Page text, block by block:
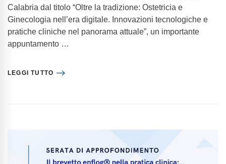
Calabria dal titolo “Oltre la tradizione: Ostetricia e
Ginecologia nell’era digitale. Innovazioni tecnologiche e
pratiche cliniche nel panorama attuale”, un importante
appuntamento …
LEGGI TUTTO